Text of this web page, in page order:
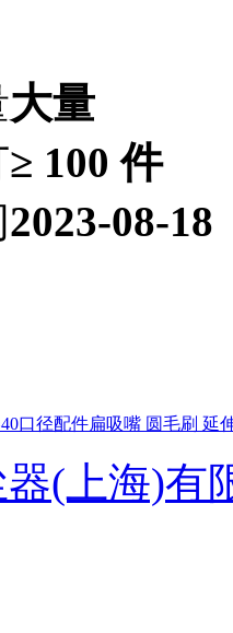
大量
≥ 100 件
2023-08-18
口径配件扁吸嘴 圆毛刷 延
(上海)有